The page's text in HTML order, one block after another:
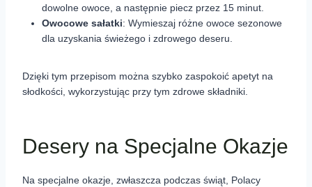
dowolne owoce, a następnie piecz przez 15 minut.
Owocowe sałatki: Wymieszaj różne owoce sezonowe
dla uzyskania świeżego i zdrowego deseru.
Dzięki tym przepisom można szybko zaspokoić apetyt na
słodkości, wykorzystując przy tym zdrowe składniki.
Desery na Specjalne Okazje
Na specjalne okazje, zwłaszcza podczas świąt, Polacy